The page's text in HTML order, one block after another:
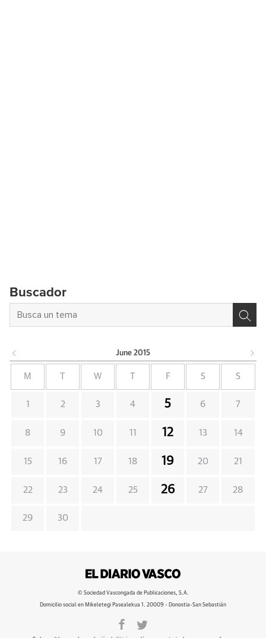
Buscador
June 2015
M W F S S
1 2 3 4 5 6 7
8 9 10 11 12 13 14
15 16 17 18 19 20 21
22 23 24 25 26 27 28
29 30
© Sociedad Vascongada de Publicaciones, S.A.
Domicilio social en Mikeletegi Pasealekua 1. 20009 - Donostia-San Sebastián